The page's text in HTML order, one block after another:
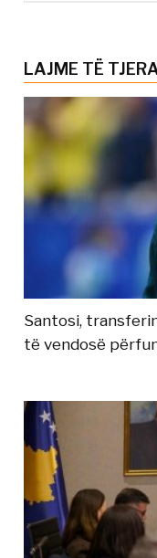
LAJME TË
Santosi,
të vendosë